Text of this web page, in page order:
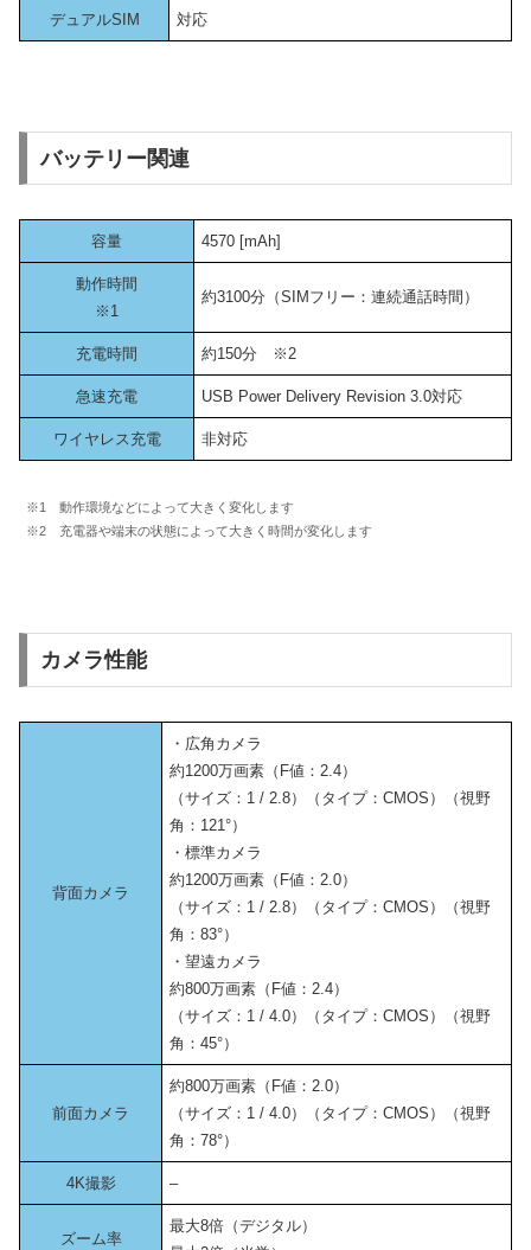
デュアルSIM 対応
バッテリー関連
容量 4570 [mAh]
動作時間
※1
約3100分（SIMフリー：連続通話時間）
充電時間 約150分 ※2
急速充電 USB Power Delivery Revision 3.0対応
ワイヤレス充電 非対応
※1 動作環境などによって大きく変化します
※2 充電器や端末の状態によって大きく時間が変化します
カメラ性能
背面カメラ
・広角カメラ
約1200万画素（F値：2.4）
（サイズ：1 / 2.8）（タイプ：CMOS）（視野
角：121°）
・標準カメラ
約1200万画素（F値：2.0）
（サイズ：1 / 2.8）（タイプ：CMOS）（視野
角：83°）
・望遠カメラ
約800万画素（F値：2.4）
（サイズ：1 / 4.0）（タイプ：CMOS）（視野
角：45°）
前面カメラ
約800万画素（F値：2.0）
（サイズ：1 / 4.0）（タイプ：CMOS）（視野
角：78°）
4K撮影 –
ズーム率
最大8倍（デジタル）